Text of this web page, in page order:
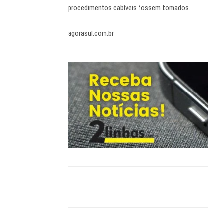
procedimentos cabíveis fossem tomados.
agorasul.com.br